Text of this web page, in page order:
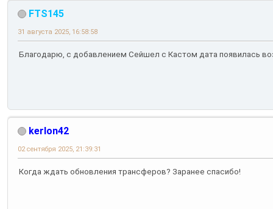
FTS145
31 августа 2025, 16:58:58
Благодарю, с добавлением Сейшел с Кастом дата появилась
kerlon42
02 сентября 2025, 21:39:31
Когда ждать обновления трансферов? Заранее спасибо!